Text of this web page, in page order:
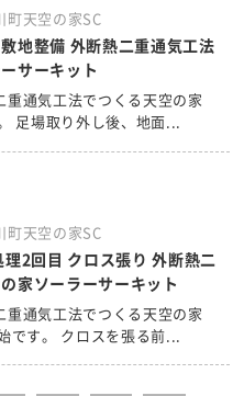
町天空の家SC
地整備 外断熱二重通気工法
サーキット
重通気工法でつくる天空の家
足場取り外し後、地面...
町天空の家SC
2回目 クロス張り 外断熱二
家ソーラーサーキット
重通気工法でつくる天空の家
です。 クロスを張る前...